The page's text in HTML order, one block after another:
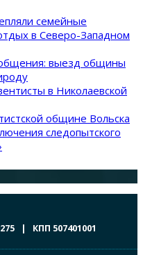
семейные
в Северо-Западном
выезд общины
в Николаевской
общине Вольска
следопытского
| КПП 507401001